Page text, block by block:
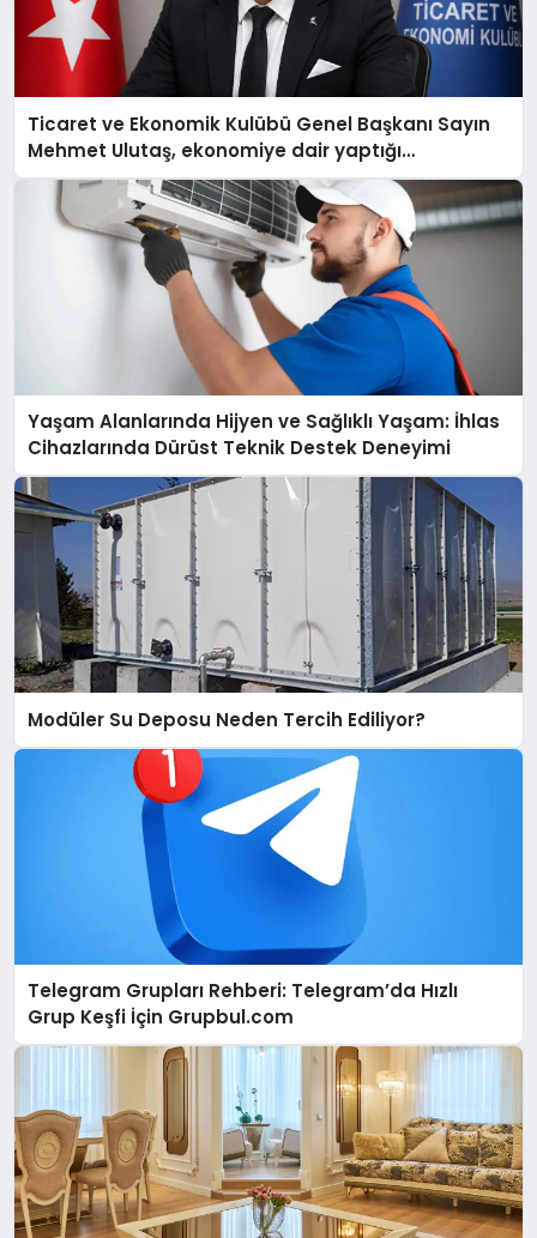
Ticaret ve Ekonomik Kulübü Genel Başkanı Sayın
Mehmet Ulutaş, ekonomiye dair yaptığı
açıklamada şunları kaydetti:
Yaşam Alanlarında Hijyen ve Sağlıklı Yaşam: İhlas
Cihazlarında Dürüst Teknik Destek Deneyimi
Modüler Su Deposu Neden Tercih Ediliyor?
Telegram Grupları Rehberi: Telegram’da Hızlı
Grup Keşfi İçin Grupbul.com